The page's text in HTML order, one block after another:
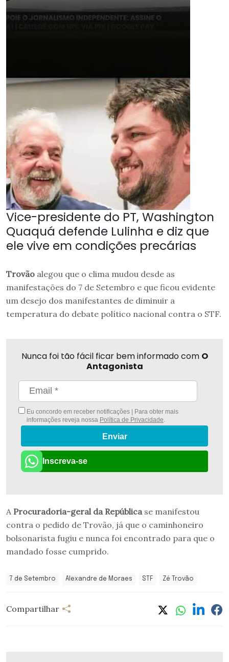
Vice-presidente do PT, Washington
Quaquá defende Lulinha e diz que
ele vive em condições precárias
Trovão alegou que o clima mudou desde as
manifestações do 7 de Setembro e que ficou evidente
um desejo dos manifestantes de diminuir a
temperatura do debate político nacional contra o STF.
Nunca foi tão fácil ficar bem informado com O
Antagonista
Eu concordo em receber notificações | Para obter mais
informações reveja nossa Política de Privacidade
Enviar
Inscreva-se
A Procuradoria-geral da República se manifestou
contra o pedido de Trovão, já que o caminhoneiro
bolsonarista fugiu e nunca foi encontrado para que o
mandado fosse cumprido.
7 de Setembro Alexandre de Moraes STF Zé Trovão
Compartilhar